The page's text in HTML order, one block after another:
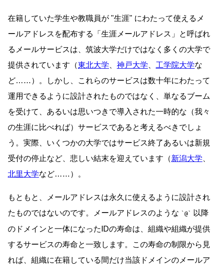
在籍していた学生や教職員が 生涯
にわたって使えるメ
ールアドレスを配布する「生涯メールアドレス」と呼ばれ
るメールサービスは、筑波大学だけではなく多くの大学で
提供されています（東北大学 神戸大学 工学院大学な
ど……）。しかし、これらのサービスは数十年にわたって
運用できるように設計されたものではなく、単なるブーム
を受けて、あるいは思いつきで導入された一時的な（我々
の生涯に比べれば）サービスであると考えるべきでしょ
う。実際、いくつかの大学ではサービス終了あるいは新規
受付の停止など、悲しい結末を迎えています（新潟大学
北里大学など……）。
もともと、メールアドレスは永久に使えるように設計され
たものではないのです。メールアドレスのような
@
以降
のドメインと一体になったIDの寿命は、組織や組織が提供
するサービスの寿命と一致します。この寿命の制限から見
れば、組織に在籍している間だけ当該ドメインのメールア